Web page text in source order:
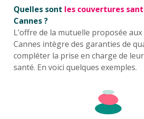
Quelles sont les couvertures
Cannes ?
L’offre de la mutuelle proposée
Cannes intègre des garanties de
compléter la prise en charge de
santé. En voici quelques exemples.